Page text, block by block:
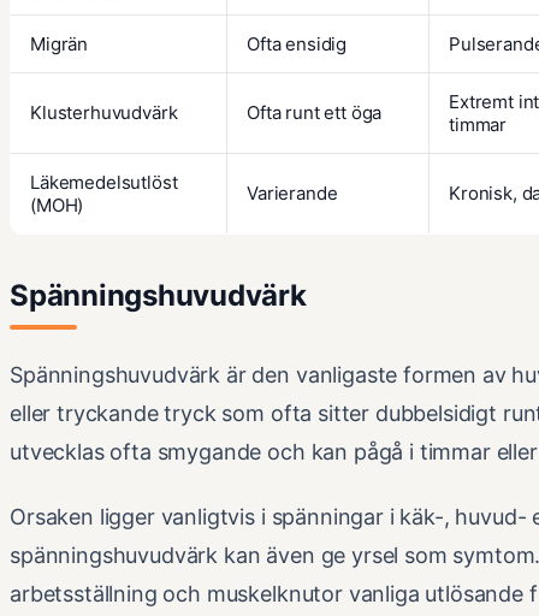
Migrän Ofta ensidig
Klusterhuvudvärk Ofta runt ett öga
Extremt
timmar
Läkemedelsutlöst
(MOH)
Varierande Kronisk,
Spänningshuvudvärk
Spänningshuvudvärk är den vanligaste formen av
eller tryckande tryck som ofta sitter dubbelsidigt
utvecklas ofta smygande och kan pågå i timmar
Orsaken ligger vanligtvis i spänningar i käk-, huvud-
spänningshuvudvärk kan även ge yrsel som
arbetsställning och muskelknutor vanliga utlösande